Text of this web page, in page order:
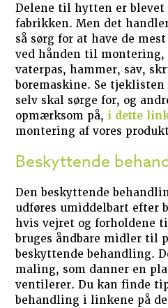
Delene til hytten er blevet
fabrikken. Men det
så sørg for at have de
ved hånden til montering,
vaterpas, hammer, sav,
boremaskine. Se
selv skal sørge for, og
opmærksom på, i dette
montering af vores
Beskyttende
Den beskyttende
udføres umiddelbart efter
hvis vejret og forholdene
bruges åndbare midler til
beskyttende behandling.
maling, som danner en
ventilerer. Du kan finde
behandling i linkene på